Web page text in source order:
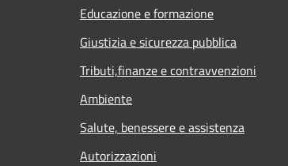
Educazione e formazione
Giustizia e sicurezza pubblica
Tributi,finanze e contravvenzioni
Ambiente
Salute, benessere e assistenza
Autorizzazioni